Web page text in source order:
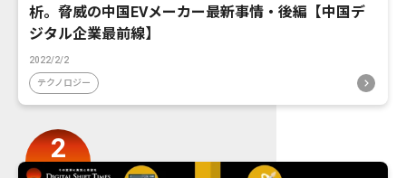
析。脅威の中国EVメーカー最新事情・後編【中国デ
ジタル企業最前線】
2022/2/2
テクノロジー